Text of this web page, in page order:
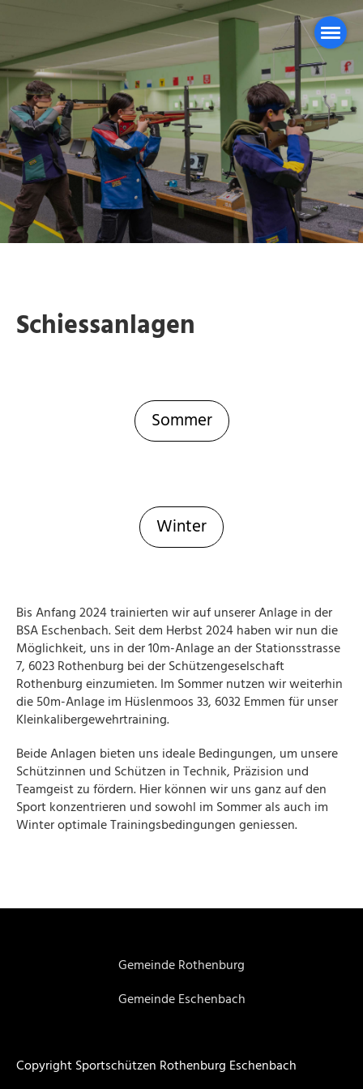
Schiessanlagen
Sommer
Winter
Bis Anfang 2024 trainierten wir auf unserer Anlage in der
BSA Eschenbach. Seit dem Herbst 2024 haben wir nun die
Möglichkeit, uns in der 10m-Anlage an der Stationsstrasse
7, 6023 Rothenburg bei der Schützengeselschaft
Rothenburg einzumieten. Im Sommer nutzen wir weiterhin
die 50m-Anlage im Hüslenmoos 33, 6032 Emmen für unser
Kleinkalibergewehrtraining.
Beide Anlagen bieten uns ideale Bedingungen, um unsere
Schützinnen und Schützen in Technik, Präzision und
Teamgeist zu fördern. Hier können wir uns ganz auf den
Sport konzentrieren und sowohl im Sommer als auch im
Winter optimale Trainingsbedingungen geniessen.
Gemeinde Rothenburg
Gemeinde Eschenbach
Copyright Sportschützen Rothenburg Eschenbach